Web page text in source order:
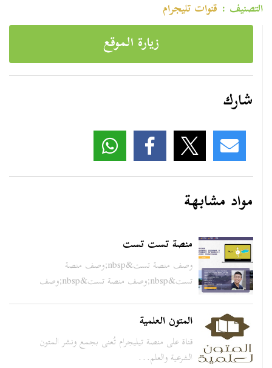
التصنيف : قنوات تليجرام
زيارة الموقع
شارك
مواد مشابهة
منصة تست تست
وصف منصة تست&nbsp;وصف منصة
تست&nbsp;وصف منصة تست&nbsp;وصف
المتون العلمية
قناة على منصة تيليجرام تُعنى بجمع ونشر المتون
الشرعية والعلم...